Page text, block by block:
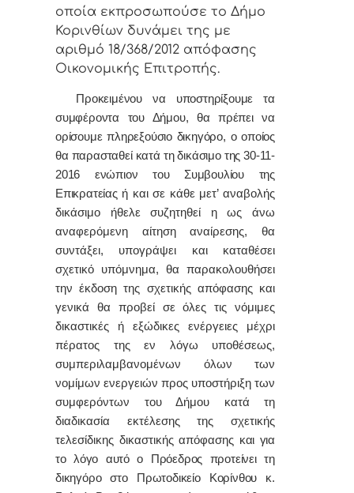
οποία εκπροσωπούσε το Δήμο
Κορινθίων δυνάμει της με
αριθμό 18/368/2012 απόφασης
Οικονομικής Επιτροπής.
Προκειμένου να υποστηρίξουμε τα
συμφέροντα του Δήμου, θα πρέπει να
ορίσουμε πληρεξούσιο δικηγόρο, ο οποίος
θα παρασταθεί κατά τη δικάσιμο της 30-11-
2016 ενώπιον του Συμβουλίου της
Επικρατείαςή και σε κάθε μετ’ αναβολής
δικάσιμο ήθελε συζητηθεί η ως άνω
αναφερόμενη αίτηση αναίρεσης, θα
συντάξει, υπογράψει και καταθέσει
σχετικό υπόμνημα, θα παρακολουθήσει
την έκδοση της σχετικής απόφασης και
γενικά θα προβεί σε όλες τις νόμιμες
δικαστικές ή εξώδικες ενέργειες μέχρι
πέρατος της εν λόγω υποθέσεως,
συμπεριλαμβανομένων όλων των
νομίμων ενεργειών προς υποστήριξη των
συμφερόντων του Δήμου κατά τη
διαδικασία εκτέλεσης της σχετικής
τελεσίδικης δικαστικής απόφασης και για
το λόγο αυτό ο Πρόεδρος προτείνει τη
δικηγόρο στο Πρωτοδικείο Κορίνθου κ.